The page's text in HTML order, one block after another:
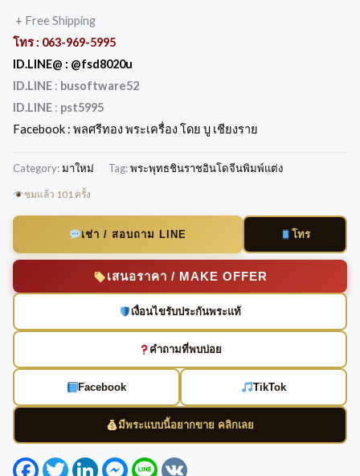
+ Free Shipping
โทร : 063-969-5995
ID.LINE@ : @fsd8020u
ID.LINE : busoftware52
ID.LINE : pst5995
Facebook : พลศรีทอง พระเครื่อง โดย บู เชียงราย
Category:มาใหม่ Tag:พระพุทธชินราชอินโดจีนพิมพ์แต่ง
ชมแล้ว 101 ครั้ง
เช่า / สอบถาม LINE โทร
เสนอราคา / MAKE OFFER
เงื่อนไขรับประกันพระแท้
คำถามที่พบบ่อย
Facebook TikTok
มีพระแบบนี้อยากขาย คลิกเลย
FacebookTwitterLinkedInMessenger
Line